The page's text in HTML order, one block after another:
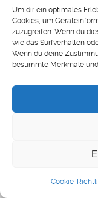
Um dir ein optimales
Cookies, um
zuzugreifen. Wenn du
wie das Surfverhalten
Wenn du deine
bestimmte Merkmale
Cookie-
Zeitraum
Chemie?
unterhaltsam
oder
Wir denken,
funktioniert
euerFeedback
oder auch
fehlen —
Besten mit den